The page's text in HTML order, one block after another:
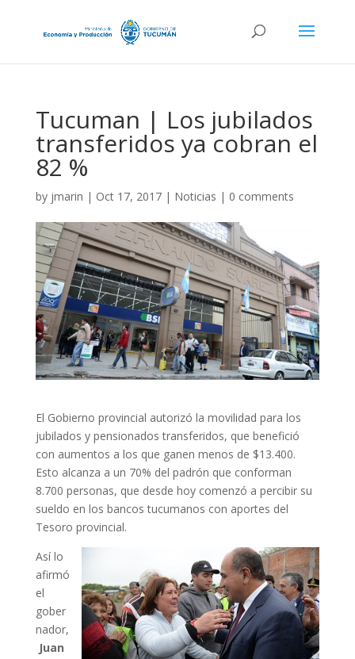
Tucuman | Los jubilados
transferidos ya cobran el
82 %
by jmarin | Oct 17, 2017| Noticias | 0 comments
El Gobierno provincial autorizó la movilidad para los
jubilados y pensionados transferidos, que benefició
con aumentos a los que ganen menos de $13.400.
Esto alcanza a un 70% del padrón que conforman
8.700 personas, que desde hoy comenzó a percibir su
sueldo en los bancos tucumanos con aportes del
Tesoro provincial.
Así lo
afirmó
el
gober
nador,
Juan